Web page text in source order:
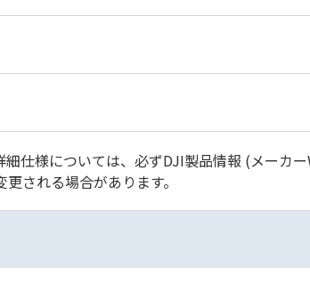
仕様については、必ずDJI製品情報 (メーカー
される場合があります。